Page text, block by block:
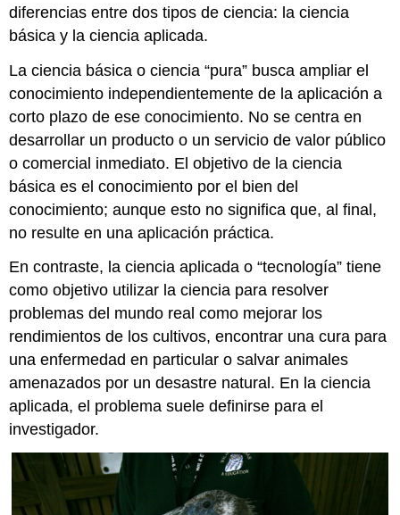
diferencias entre dos tipos de ciencia: la ciencia
básica y la ciencia aplicada.
La ciencia básica o ciencia “pura” busca ampliar el
conocimiento independientemente de la aplicación a
corto plazo de ese conocimiento. No se centra en
desarrollar un producto o un servicio de valor público
o comercial inmediato. El objetivo de la ciencia
básica es el conocimiento por el bien del
conocimiento; aunque esto no significa que, al final,
no resulte en una aplicación práctica.
En contraste, la ciencia aplicada o “tecnología” tiene
como objetivo utilizar la ciencia para resolver
problemas del mundo real como mejorar los
rendimientos de los cultivos, encontrar una cura para
una enfermedad en particular o salvar animales
amenazados por un desastre natural. En la ciencia
aplicada, el problema suele definirse para el
investigador.